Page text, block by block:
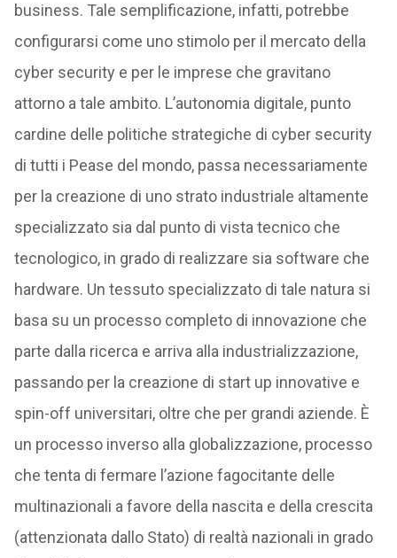
business. Tale semplificazione, infatti, potrebbe
configurarsi come uno stimolo per il mercato della
cyber security e per le imprese che gravitano
attorno a tale ambito. L’autonomia digitale, punto
cardine delle politiche strategiche di cyber security
di tutti i Pease del mondo, passa necessariamente
per la creazione di uno strato industriale altamente
specializzato sia dal punto di vista tecnico che
tecnologico, in grado di realizzare sia software che
hardware. Un tessuto specializzato di tale natura si
basa su un processo completo di innovazione che
parte dalla ricerca e arriva alla industrializzazione,
passando per la creazione di start up innovative e
spin-off universitari, oltre che per grandi aziende. È
un processo inverso alla globalizzazione, processo
che tenta di fermare l’azione fagocitante delle
multinazionali a favore della nascita e della crescita
(attenzionata dallo Stato) di realtà nazionali in grado